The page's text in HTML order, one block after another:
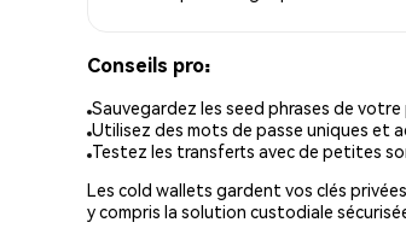
Conseils pro:
Sauvegardez les seed phrases de
Utilisez des mots de passe uniques et
Testez les transferts avec de petites
Les cold wallets gardent vos clés
y compris la solution custodiale